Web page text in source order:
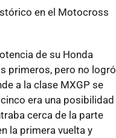
en el Motocross
de su Honda
primeros, pero no logró
a la clase MXGP se
era una posibilidad
cerca de la parte
la primera vuelta y